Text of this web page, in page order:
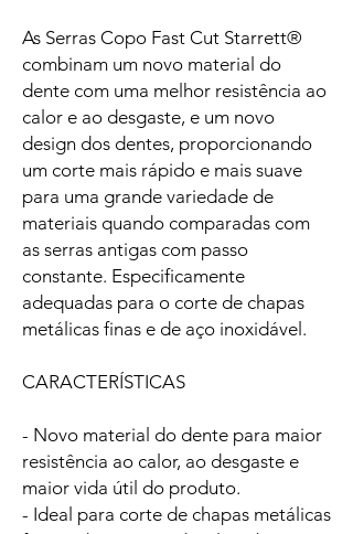
As Serras Copo Fast Cut Starrett®
combinam um novo material do
dente com uma melhor resistência ao
calor e ao desgaste, e um novo
design dos dentes, proporcionando
um corte mais rápido e mais suave
para uma grande variedade de
materiais quando comparadas com
as serras antigas com passo
constante. Especificamente
adequadas para o corte de chapas
metálicas finas e de aço inoxidável.
CARACTERÍSTICAS
- Novo material do dente para maior
resistência ao calor, ao desgaste e
maior vida útil do produto.
- Ideal para corte de chapas metálicas